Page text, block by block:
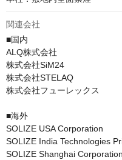
関連会社
■国内
ALQ株式会社
株式会社SiM24
株式会社STELAQ
株式会社フューレックス
■海外
SOLIZE USA Corporation
SOLIZE India Technologies
SOLIZE Shanghai Corporation